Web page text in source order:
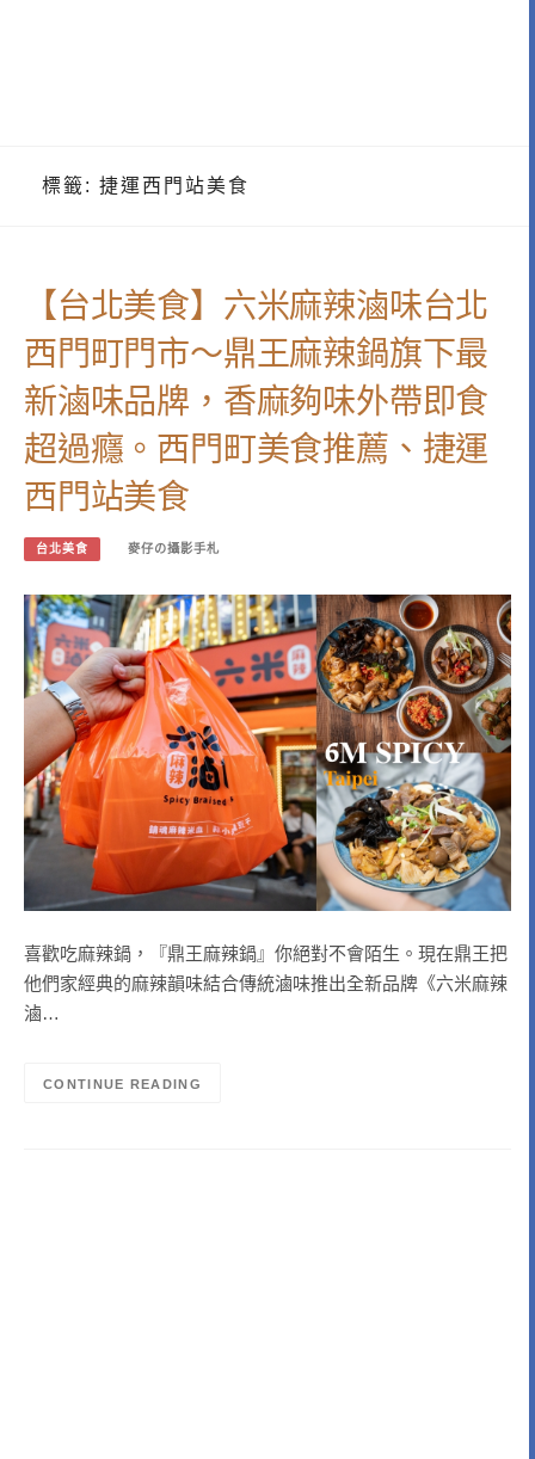
標籤: 捷運西門站美食
【台北美食】六米麻辣滷味台北
西門町門市～鼎王麻辣鍋旗下最
新滷味品牌，香麻夠味外帶即食
超過癮。西門町美食推薦、捷運
西門站美食
台北美食 麥仔の攝影手札
喜歡吃麻辣鍋，『鼎王麻辣鍋』你絕對不會陌生。現在鼎王把
他們家經典的麻辣韻味結合傳統滷味推出全新品牌《六米麻辣
滷…
CONTINUE READING